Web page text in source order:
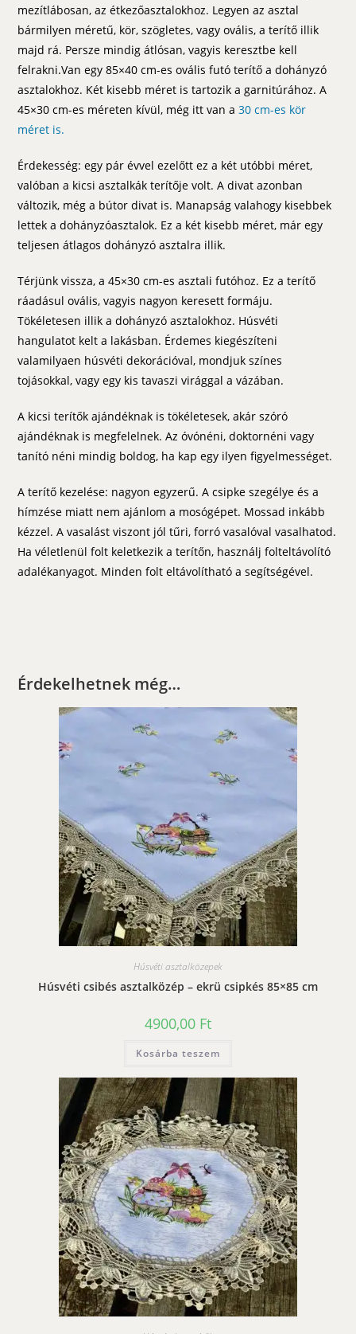
mezítlábosan, az étkezőasztalokhoz. Legyen az asztal
bármilyen méretű, kör, szögletes, vagy ovális, a terítő illik
majd rá. Persze mindig átlósan, vagyis keresztbe kell
felrakni.Van egy 85×40 cm-es ovális futó terítő a dohányzó
asztalokhoz. Két kisebb méret is tartozik a garnitúrához. A
45×30 cm-es méreten kívül, még itt van a 30 cm-es kör
méret is.
Érdekesség: egy pár évvel ezelőtt ez a két utóbbi méret,
valóban a kicsi asztalkák terítője volt. A divat azonban
változik, még a bútor divat is. Manapság valahogy kisebbek
lettek a dohányzóasztalok. Ez a két kisebb méret, már egy
teljesen átlagos dohányzó asztalra illik.
Térjünk vissza, a 45×30 cm-es asztali futóhoz. Ez a terítő
ráadásul ovális, vagyis nagyon keresett formáju.
Tökéletesen illik a dohányzó asztalokhoz. Húsvéti
hangulatot kelt a lakásban. Érdemes kiegészíteni
valamilyaen húsvéti dekorációval, mondjuk színes
tojásokkal, vagy egy kis tavaszi virággal a vázában.
A kicsi terítők ajándéknak is tökéletesek, akár szóró
ajándéknak is megfelelnek. Az óvónéni, doktornéni vagy
tanító néni mindig boldog, ha kap egy ilyen figyelmességet.
A terítő kezelése: nagyon egyzerű. A csipke szegélye és a
hímzése miatt nem ajánlom a mosógépet. Mossad inkább
kézzel. A vasalást viszont jól tűri, forró vasalóval vasalhatod.
Ha véletlenül folt keletkezik a terítőn, használj folteltávolító
adalékanyagot. Minden folt eltávolítható a segítségével.
Érdekelhetnek még…
Húsvéti asztalközepek
Húsvéti csibés asztalközép – ekrü csipkés 85×85 cm
4900,00 Ft
Kosárba teszem